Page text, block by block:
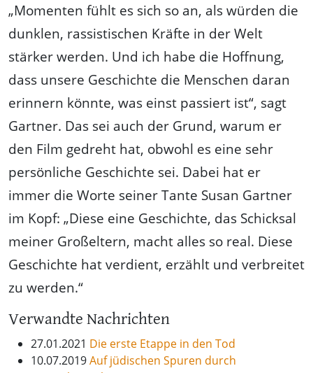
„Momenten fühlt es sich so an, als würden die
dunklen, rassistischen Kräfte in der Welt
stärker werden. Und ich habe die Hoffnung,
dass unsere Geschichte die Menschen daran
erinnern könnte, was einst passiert ist“, sagt
Gartner. Das sei auch der Grund, warum er
den Film gedreht hat, obwohl es eine sehr
persönliche Geschichte sei. Dabei hat er
immer die Worte seiner Tante Susan Gartner
im Kopf: „Diese eine Geschichte, das Schicksal
meiner Großeltern, macht alles so real. Diese
Geschichte hat verdient, erzählt und verbreitet
zu werden.“
Verwandte Nachrichten
27.01.2021 Die erste Etappe in den Tod
10.07.2019Auf jüdischen Spuren durch